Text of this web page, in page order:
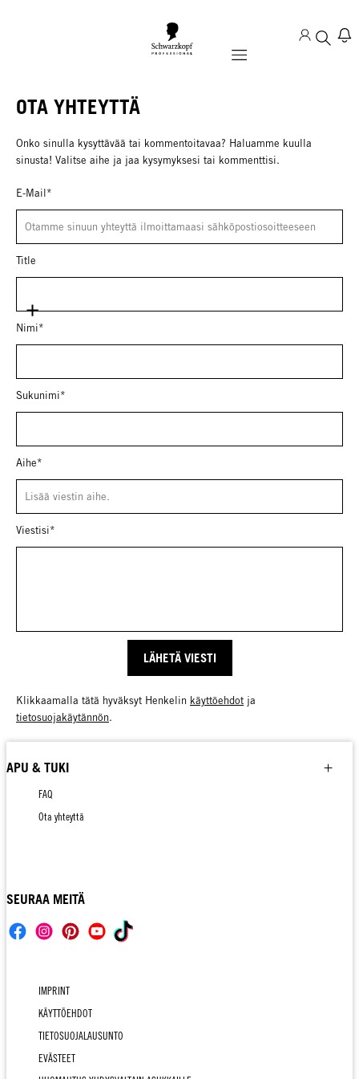
Mobile navigation
OTA YHTEYTTÄ
Onko sinulla kysyttävää tai kommentoitavaa? Haluamme kuulla
sinusta! Valitse aihe ja jaa kysymyksesi tai kommenttisi.
E-Mail*
Title
Nimi*
Sukunimi*
Aihe*
Viestisi*
LÄHETÄ VIESTI
Klikkaamalla tätä hyväksyt Henkelin käyttöehdot ja
tietosuojakäytännön.
APU & TUKI
FAQ
Ota yhteyttä
SEURAA MEITÄ
IMPRINT
KÄYTTÖEHDOT
TIETOSUOJALAUSUNTO
EVÄSTEET